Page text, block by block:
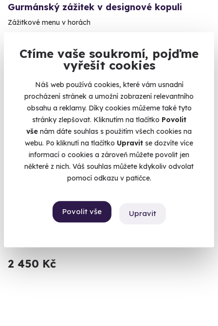
Ctíme vaše soukromí, pojďme
vyřešit cookies
Náš web používá cookies, které vám usnadní
procházení stránek a umožní zobrazení relevantního
obsahu a reklamy. Díky cookies můžeme také tyto
stránky zlepšovat. Kliknutím na tlačítko Povolit
vše nám dáte souhlas s použitím všech cookies na
webu. Po kliknutí na tlačítko Upravit se dozvíte více
informací o cookies a zároveň můžete povolit jen
některé z nich. Váš souhlas můžete kdykoliv odvolat
pomocí odkazu v patičce.
Povolit vše Upravit
Gurmánský zážitek v designové kopuli
Zážitkové menu v horách
2 490 Kč
Doporučujeme
Exkluzivní degustační sushi menu
Ochutnejte to nejlepší sushi ze země vycházejícího slunce
2 450 Kč